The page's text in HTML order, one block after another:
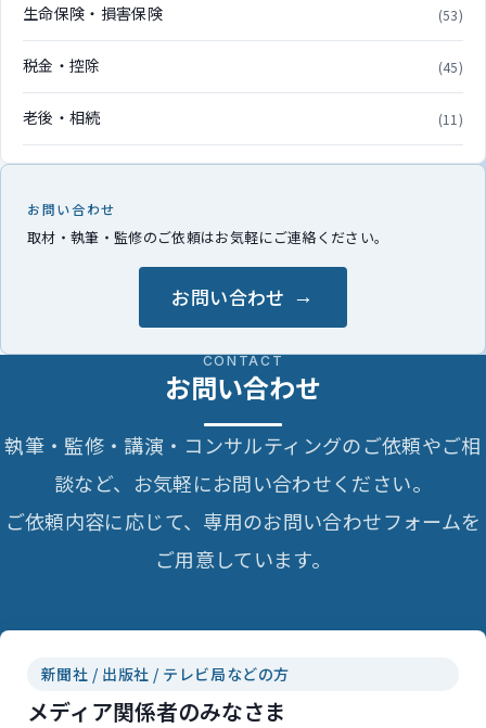
生命保険・損害保険 (53)
税金・控除 (45)
老後・相続 (11)
お問い合わせ
取材・執筆・監修のご依頼はお気軽にご連絡ください。
お問い合わせ
CONTACT
お問い合わせ
執筆・監修・講演・コンサルティングのご依頼やご相
談など、お気軽にお問い合わせください。
ご依頼内容に応じて、専用のお問い合わせフォームを
ご用意しています。
新聞社 / 出版社 / テレビ局などの方
メディア関係者のみなさま